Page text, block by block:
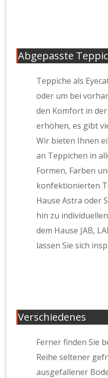
Abgepasste
Teppiche als
oder um bei
den Komfort in
erhöhen, es gibt
Wir bieten Ihnen
an Teppichen in
Formen, Farben
konfektionierten
Hause Astra oder
hin zu
dem Hause JAB,
lassen Sie sich
Verschiedenes
Ferner finden Sie
Reihe seltener
ausgefallener